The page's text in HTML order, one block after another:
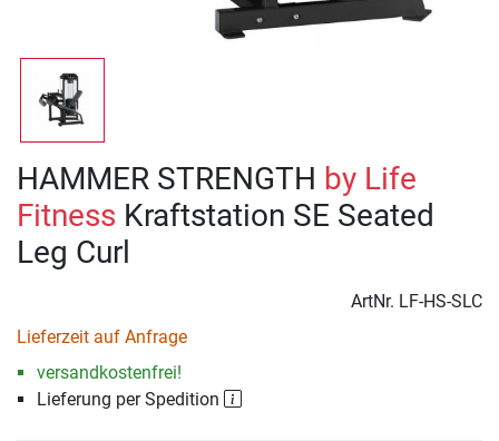
HAMMER STRENGTH by Life
Fitness Kraftstation SE Seated
Leg Curl
ArtNr. LF-HS-SLC
Lieferzeit auf Anfrage
versandkostenfrei!
Lieferung per Spedition